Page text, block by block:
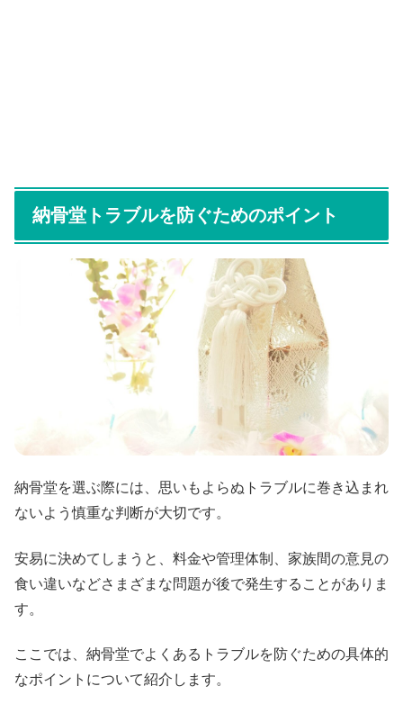
納骨堂トラブルを防ぐためのポイント
納骨堂を選ぶ際には、思いもよらぬトラブルに巻き込まれ
ないよう慎重な判断が大切です。
安易に決めてしまうと、料金や管理体制、家族間の意見の
食い違いなどさまざまな問題が後で発生することがありま
す。
ここでは、納骨堂でよくあるトラブルを防ぐための具体的
なポイントについて紹介します。